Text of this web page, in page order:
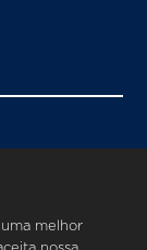
VALVULAS
melhor